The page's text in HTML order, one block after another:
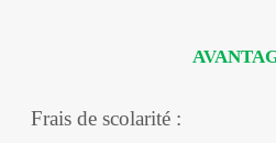
Frais de scolarité :